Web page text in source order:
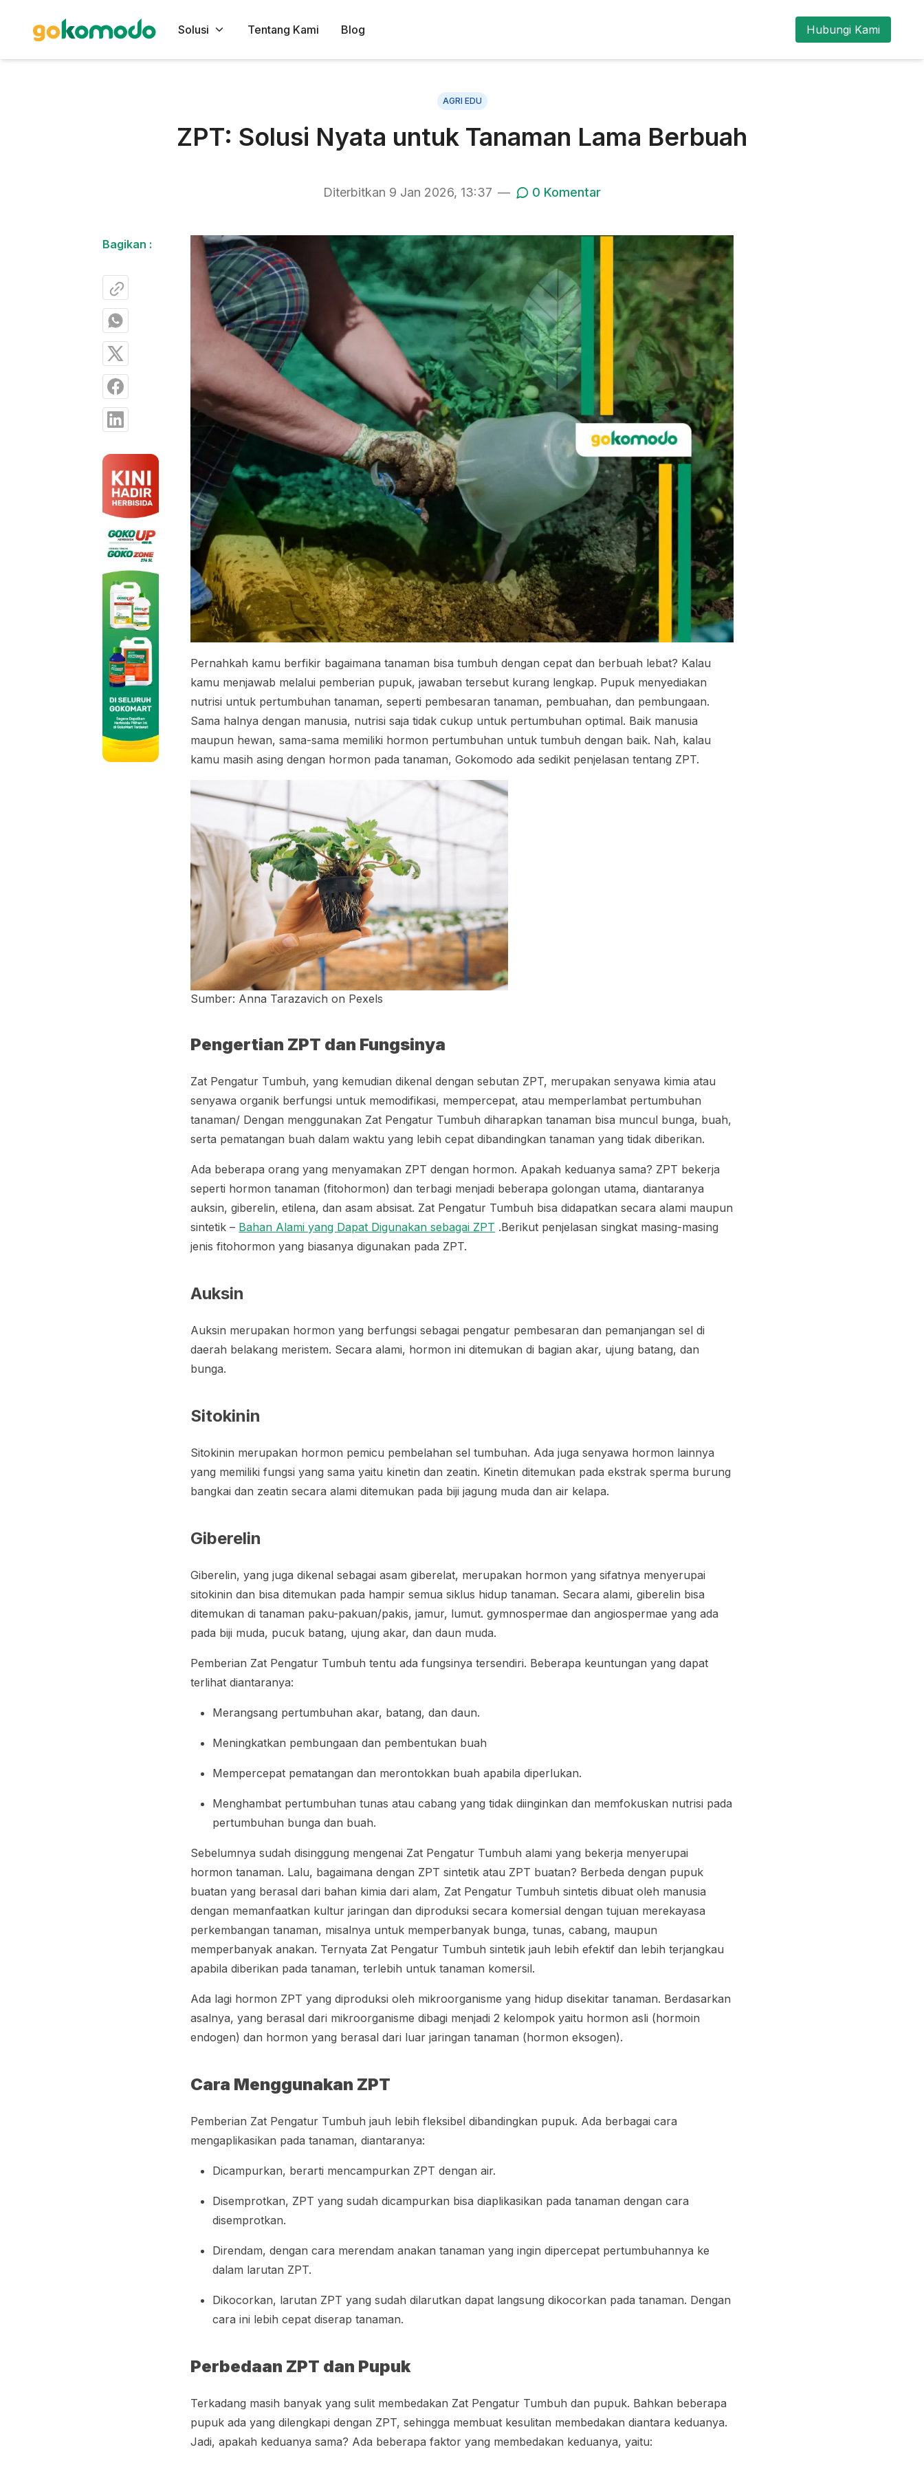
Solusi Tentang Kami Blog Hubungi Kami
AGRI EDU
ZPT: Solusi Nyata untuk Tanaman Lama Berbuah
Diterbitkan 9 Jan 2026, 13:37 — 0 Komentar
Bagikan :
Pernahkah kamu berfikir bagaimana tanaman bisa tumbuh dengan cepat dan berbuah lebat? Kalau
kamu menjawab melalui pemberian pupuk, jawaban tersebut kurang lengkap. Pupuk menyediakan
nutrisi untuk pertumbuhan tanaman, seperti pembesaran tanaman, pembuahan, dan pembungaan.
Sama halnya dengan manusia, nutrisi saja tidak cukup untuk pertumbuhan optimal. Baik manusia
maupun hewan, sama-sama memiliki hormon pertumbuhan untuk tumbuh dengan baik. Nah, kalau
kamu masih asing dengan hormon pada tanaman, Gokomodo ada sedikit penjelasan tentang ZPT.
Sumber: Anna Tarazavich on Pexels
Pengertian ZPT dan Fungsinya
Zat Pengatur Tumbuh, yang kemudian dikenal dengan sebutan ZPT, merupakan senyawa kimia atau
senyawa organik berfungsi untuk memodifikasi, mempercepat, atau memperlambat pertumbuhan
tanaman/ Dengan menggunakan Zat Pengatur Tumbuh diharapkan tanaman bisa muncul bunga, buah,
serta pematangan buah dalam waktu yang lebih cepat dibandingkan tanaman yang tidak diberikan.
Ada beberapa orang yang menyamakan ZPT dengan hormon. Apakah keduanya sama? ZPT bekerja
seperti hormon tanaman (fitohormon) dan terbagi menjadi beberapa golongan utama, diantaranya
auksin, giberelin, etilena, dan asam absisat. Zat Pengatur Tumbuh bisa didapatkan secara alami maupun
sintetik – Bahan Alami yang Dapat Digunakan sebagai ZPT .Berikut penjelasan singkat masing-masing
jenis fitohormon yang biasanya digunakan pada ZPT.
Auksin
Auksin merupakan hormon yang berfungsi sebagai pengatur pembesaran dan pemanjangan sel di
daerah belakang meristem. Secara alami, hormon ini ditemukan di bagian akar, ujung batang, dan
bunga.
Sitokinin
Sitokinin merupakan hormon pemicu pembelahan sel tumbuhan. Ada juga senyawa hormon lainnya
yang memiliki fungsi yang sama yaitu kinetin dan zeatin. Kinetin ditemukan pada ekstrak sperma burung
bangkai dan zeatin secara alami ditemukan pada biji jagung muda dan air kelapa.
Giberelin
Giberelin, yang juga dikenal sebagai asam giberelat, merupakan hormon yang sifatnya menyerupai
sitokinin dan bisa ditemukan pada hampir semua siklus hidup tanaman. Secara alami, giberelin bisa
ditemukan di tanaman paku-pakuan/pakis, jamur, lumut.gymnospermae danangiospermae yang ada
pada biji muda, pucuk batang, ujung akar, dan daun muda.
Pemberian Zat Pengatur Tumbuh tentu ada fungsinya tersendiri. Beberapa keuntungan yang dapat
terlihat diantaranya:
Merangsang pertumbuhan akar, batang, dan daun.
Meningkatkan pembungaan dan pembentukan buah
Mempercepat pematangan dan merontokkan buah apabila diperlukan.
Menghambat pertumbuhan tunas atau cabang yang tidak diinginkan dan memfokuskan nutrisi pada
pertumbuhan bunga dan buah.
Sebelumnya sudah disinggung mengenai Zat Pengatur Tumbuh alami yang bekerja menyerupai
hormon tanaman. Lalu, bagaimana dengan ZPT sintetik atau ZPT buatan? Berbeda dengan pupuk
buatan yang berasal dari bahan kimia dari alam, Zat Pengatur Tumbuh sintetis dibuat oleh manusia
dengan memanfaatkan kultur jaringan dan diproduksi secara komersial dengan tujuan merekayasa
perkembangan tanaman, misalnya untuk memperbanyak bunga, tunas, cabang, maupun
memperbanyak anakan. Ternyata Zat Pengatur Tumbuh sintetik jauh lebih efektif dan lebih terjangkau
apabila diberikan pada tanaman, terlebih untuk tanaman komersil.
Ada lagi hormon ZPT yang diproduksi oleh mikroorganisme yang hidup disekitar tanaman. Berdasarkan
asalnya, yang berasal dari mikroorganisme dibagi menjadi 2 kelompok yaitu hormon asli (hormoin
endogen) dan hormon yang berasal dari luar jaringan tanaman (hormon eksogen).
Cara Menggunakan ZPT
Pemberian Zat Pengatur Tumbuh jauh lebih fleksibel dibandingkan pupuk. Ada berbagai cara
mengaplikasikan pada tanaman, diantaranya:
Dicampurkan, berarti mencampurkan ZPT dengan air.
Disemprotkan, ZPT yang sudah dicampurkan bisa diaplikasikan pada tanaman dengan cara
disemprotkan.
Direndam, dengan cara merendam anakan tanaman yang ingin dipercepat pertumbuhannya ke
dalam larutan ZPT.
Dikocorkan, larutan ZPT yang sudah dilarutkan dapat langsung dikocorkan pada tanaman. Dengan
cara ini lebih cepat diserap tanaman.
Perbedaan ZPT dan Pupuk
Terkadang masih banyak yang sulit membedakan Zat Pengatur Tumbuh dan pupuk. Bahkan beberapa
pupuk ada yang dilengkapi dengan ZPT, sehingga membuat kesulitan membedakan diantara keduanya.
Jadi, apakah keduanya sama? Ada beberapa faktor yang membedakan keduanya, yaitu: